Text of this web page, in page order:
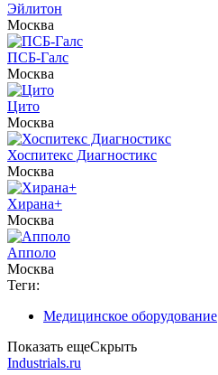
Эйлитон
Москва
ПСБ-Галс
Москва
Цито
Москва
Хоспитекс Диагностикс
Москва
Хирана+
Москва
Апполо
Москва
Теги:
Медицинское оборудование
Показать ещеСкрыть
Industrials.ru